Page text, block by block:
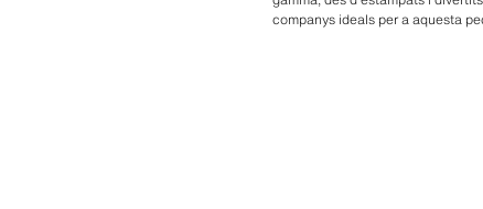
companys ideals per a aquesta